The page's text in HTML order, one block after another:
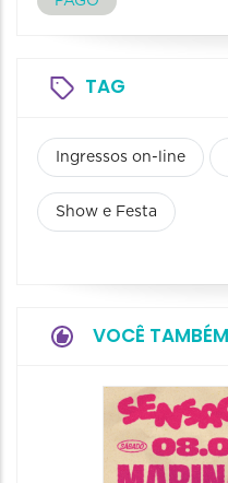
TAG
Ingressos on-line
Show e Festa
VOCÊ